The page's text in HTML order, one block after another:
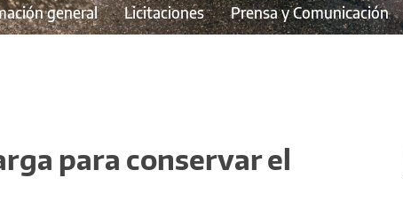
general Licitaciones Prensa y Comunicación
para conservar el